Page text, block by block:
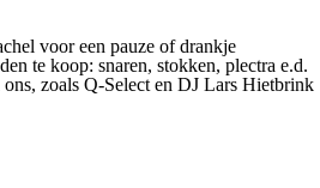
voor een pauze of drankje
te koop: snaren, stokken, plectra e.d.
zoals Q-Select en DJ Lars Hietbrink